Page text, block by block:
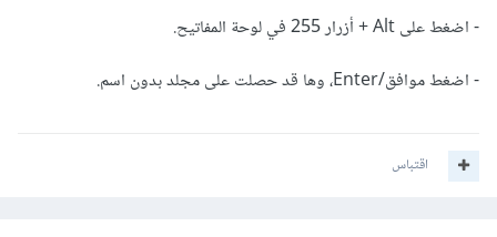
- اضغط على Alt + أزرار 255 في لوحة المفاتيح.
- اضغط موافق/Enter، وها قد حصلت على مجلد بدون اسم.
اقتباس